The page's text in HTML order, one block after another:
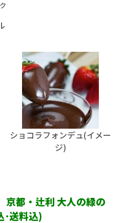
ショコラフォンデュ(イメー
ジ)
都・辻利 大人の緑の
送料込)